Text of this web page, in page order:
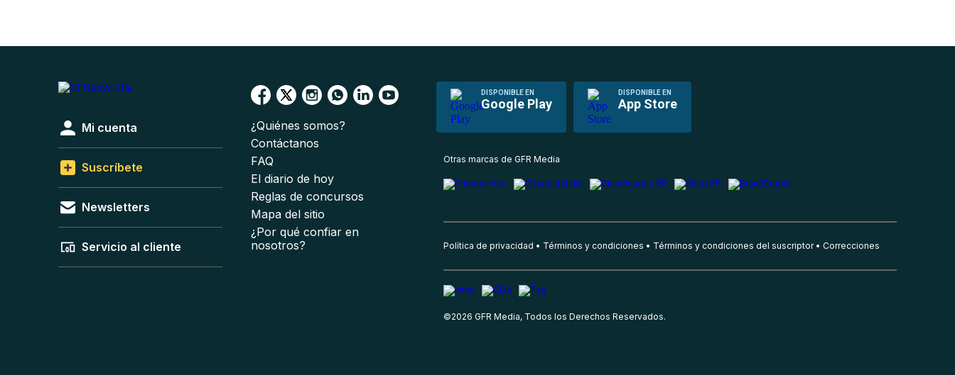
DISPONIBLE EN
Google Play
DISPONIBLE EN
App Store
Mi cuenta
Suscríbete
Newsletters
Servicio al cliente
¿Quiénes somos?
Contáctanos
FAQ
El diario de hoy
Reglas de concursos
Mapa del sitio
¿Por qué confiar en
nosotros?
Otras marcas de GFR Media
Política de privacidad Términos y condiciones Términos y condiciones del suscriptor Correcciones
©2026 GFR Media, Todos los Derechos Reservados.